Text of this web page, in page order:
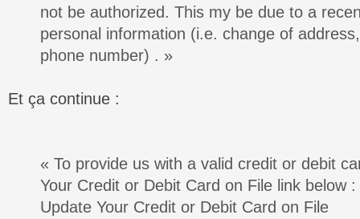
not be authorized. This my be due to a
personal information (i.e. change of
phone number) . »
Et ça continue :
« To provide us with a valid credit or debit
Your Credit or Debit Card on File link below :
Update Your Credit or Debit Card on File